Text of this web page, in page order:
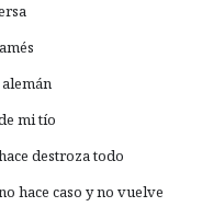
mi tío
destroza todo
hace caso y no vuelve